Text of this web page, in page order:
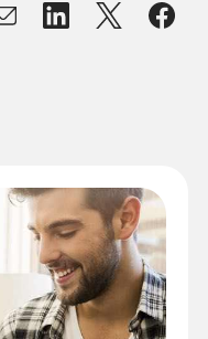
Abrir ventana para
Abrir ventana para
Abrir Abrir